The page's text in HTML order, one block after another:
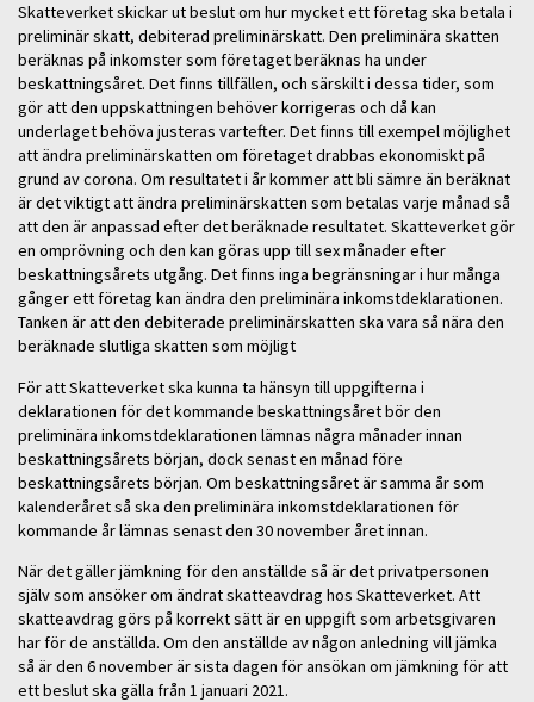
Skatteverket skickar ut beslut om hur mycket ett företag ska betala i
preliminär skatt, debiterad preliminärskatt. Den preliminära skatten
beräknas på inkomster som företaget beräknas ha under
beskattningsåret. Det finns tillfällen, och särskilt i dessa tider, som
gör att den uppskattningen behöver korrigeras och då kan
underlaget behöva justeras vartefter. Det finns till exempel möjlighet
att ändra preliminärskatten om företaget drabbas ekonomiskt på
grund av corona. Om resultatet i år kommer att bli sämre än beräknat
är det viktigt att ändra preliminärskatten som betalas varje månad så
att den är anpassad efter det beräknade resultatet. Skatteverket gör
en omprövning och den kan göras upp till sex månader efter
beskattningsårets utgång. Det finns inga begränsningar i hur många
gånger ett företag kan ändra den preliminära inkomstdeklarationen.
Tanken är att den debiterade preliminärskatten ska vara så nära den
beräknade slutliga skatten som möjligt
För att Skatteverket ska kunna ta hänsyn till uppgifterna i
deklarationen för det kommande beskattningsåret bör den
preliminära inkomstdeklarationen lämnas några månader innan
beskattningsårets början, dock senast en månad före
beskattningsårets början. Om beskattningsåret är samma år som
kalenderåret så ska den preliminära inkomstdeklarationen för
kommande år lämnas senast den 30 november året innan.
När det gäller jämkning för den anställde så är det privatpersonen
själv som ansöker om ändrat skatteavdrag hos Skatteverket. Att
skatteavdrag görs på korrekt sätt är en uppgift som arbetsgivaren
har för de anställda. Om den anställde av någon anledning vill jämka
så är den 6 november är sista dagen för ansökan om jämkning för att
ett beslut ska gälla från 1 januari 2021.